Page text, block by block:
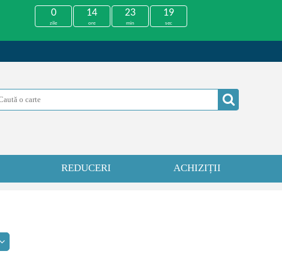
0
zile
14
ore
23
min
18
sec
REDUCERI ACHIZIȚII